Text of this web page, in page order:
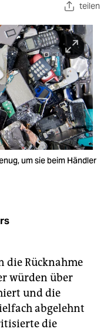
teilen
um sie beim Händler
die Rücknahme
würden über
und die
abgelehnt
die